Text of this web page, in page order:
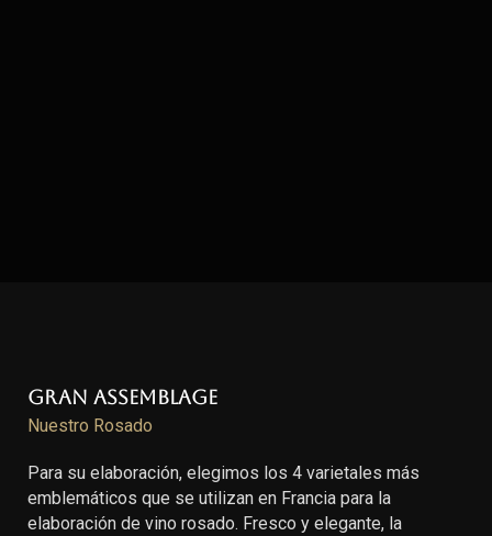
Gran Assemblage
Nuestro Rosado
Para su elaboración, elegimos los 4 varietales más
emblemáticos que se utilizan en Francia para la
elaboración de vino rosado. Fresco y elegante, la